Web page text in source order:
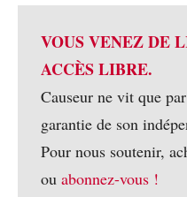
VOUS VENEZ DE
ACCÈS LIBRE.
Causeur ne vit que
garantie de son
Pour nous soutenir,
ou abonnez-vous !